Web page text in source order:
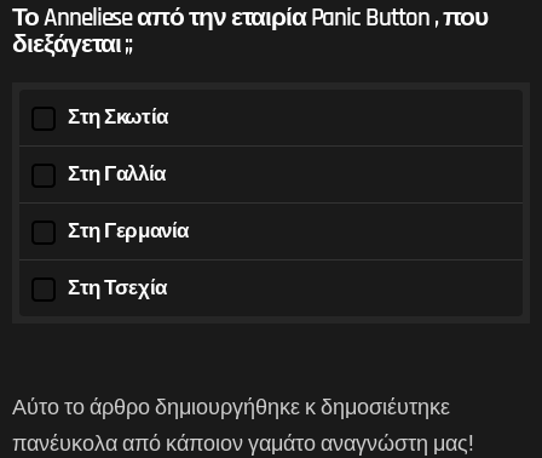
Το Anneliese από την εταιρία Panic Button , που
διεξάγεται ;;
Στη Σκωτία
Στη Γαλλία
Στη Γερμανία
Στη Τσεχία
Αύτο το άρθρο δημιουργήθηκε κ δημοσιέυτηκε
πανέυκολα από κάποιον γαμάτο αναγνώστη μας!